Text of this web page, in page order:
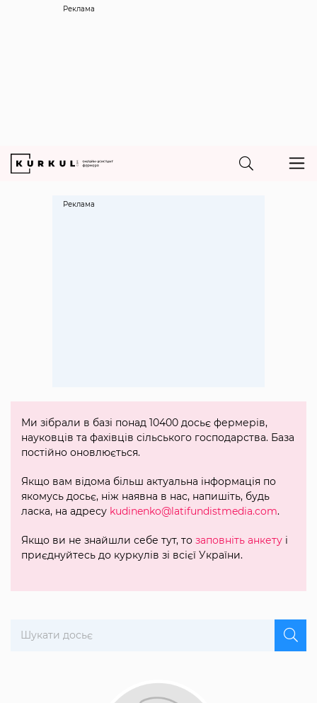
Реклама
Ми зібрали в базі понад 10400 досьє фермерів,
науковців та фахівців сільського господарства. База
постійно оновлюється.
Якщо вам відома більш актуальна інформація по
якомусь досьє, ніж наявна в нас, напишіть, будь
ласка, на адресу kudinenko@latifundistmedia.com.
Якщо ви не знайшли себе тут, то заповніть анкету і
приєднуйтесь до куркулів зі всієї України.
Реклама